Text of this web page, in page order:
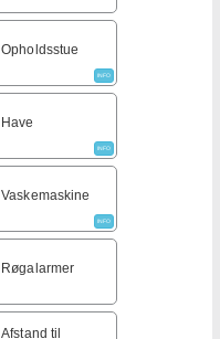
Opholdsstue
INFO
Have
INFO
Vaskemaskine
INFO
Røgalarmer
Afstand til